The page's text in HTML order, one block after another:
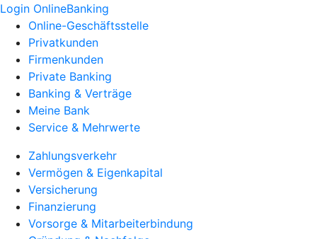
Login OnlineBanking
Online-Geschäftsstelle
Privatkunden
Firmenkunden
Private Banking
Banking & Verträge
Meine Bank
Service & Mehrwerte
Zahlungsverkehr
Vermögen & Eigenkapital
Versicherung
Finanzierung
Vorsorge & Mitarbeiterbindung